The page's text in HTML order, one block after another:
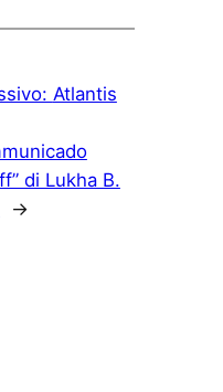
Atlantis
di Lukha B.
→